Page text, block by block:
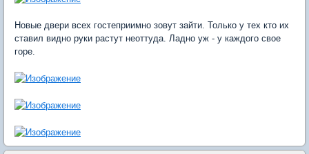
Новые двери всех гостеприимно зовут зайти. Только у тех кто их
ставил видно руки растут неоттуда. Ладно уж - у каждого свое
горе.